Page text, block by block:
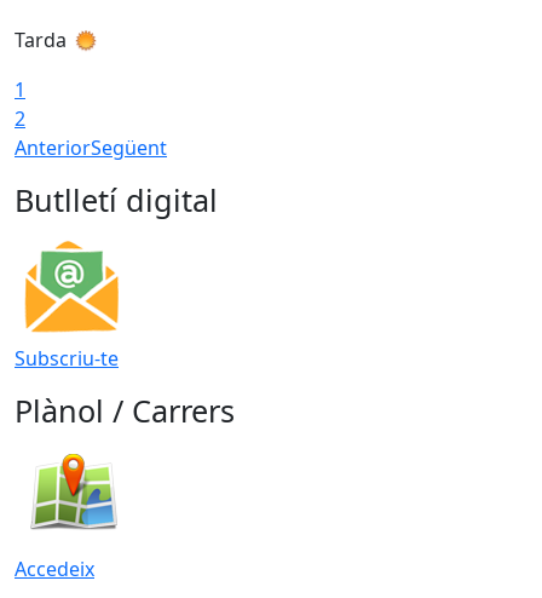
Tarda
1
2
AnteriorSegüent
Butlletí digital
Subscriu-te
Plànol / Carrers
Accedeix